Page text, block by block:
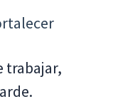
trabajar,